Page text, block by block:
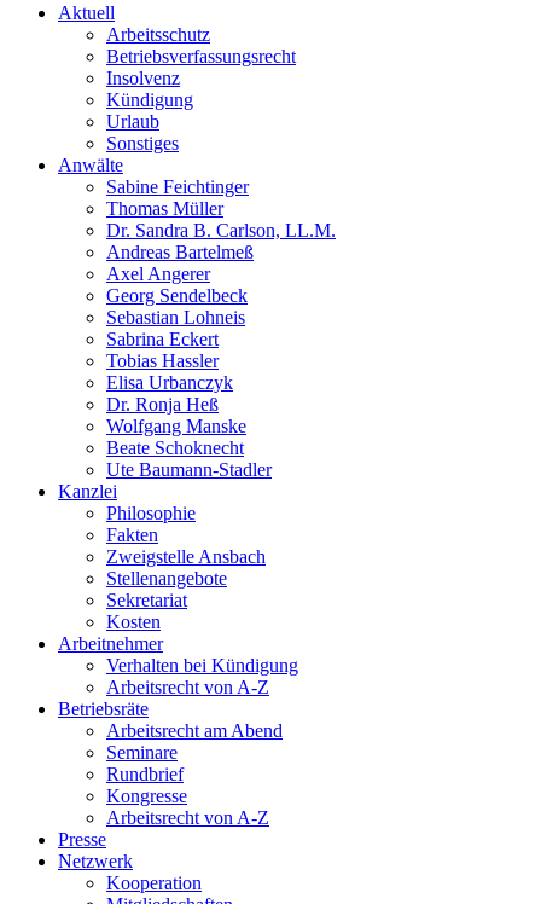
Aktuell
Arbeitsschutz
Betriebsverfassungsrecht
Insolvenz
Kündigung
Urlaub
Sonstiges
Anwälte
Sabine Feichtinger
Thomas Müller
Dr. Sandra B. Carlson, LL.M.
Andreas Bartelmeß
Axel Angerer
Georg Sendelbeck
Sebastian Lohneis
Sabrina Eckert
Tobias Hassler
Elisa Urbanczyk
Dr. Ronja Heß
Wolfgang Manske
Beate Schoknecht
Ute Baumann-Stadler
Kanzlei
Philosophie
Fakten
Zweigstelle Ansbach
Stellenangebote
Sekretariat
Kosten
Arbeitnehmer
Verhalten bei Kündigung
Arbeitsrecht von A-Z
Betriebsräte
Arbeitsrecht am Abend
Seminare
Rundbrief
Kongresse
Arbeitsrecht von A-Z
Presse
Netzwerk
Kooperation